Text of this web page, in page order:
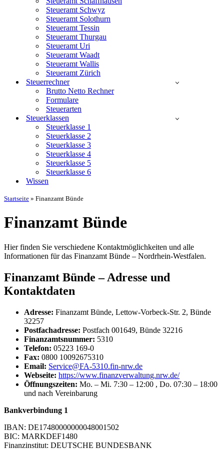
Steueramt Schwyz
Steueramt Solothurn
Steueramt Tessin
Steueramt Thurgau
Steueramt Uri
Steueramt Waadt
Steueramt Wallis
Steueramt Zürich
Steuerrechner
Brutto Netto Rechner
Formulare
Steuerarten
Steuerklassen
Steuerklasse 1
Steuerklasse 2
Steuerklasse 3
Steuerklasse 4
Steuerklasse 5
Steuerklasse 6
Wissen
Startseite » Finanzamt Bünde
Finanzamt Bünde
Hier finden Sie verschiedene Kontaktmöglichkeiten und alle
Informationen für das Finanzamt Bünde – Nordrhein-Westfalen.
Finanzamt Bünde – Adresse und
Kontaktdaten
Adresse: Finanzamt Bünde, Lettow-Vorbeck-Str. 2, Bünde
32257
Postfachadresse: Postfach 001649, Bünde 32216
Finanzamtsnummer: 5310
Telefon: 05223 169-0
Fax: 0800 10092675310
Email: Service@FA-5310.fin-nrw.de
Webseite: https://www.finanzverwaltung.nrw.de/
Öffnungszeiten: Mo. – Mi. 7:30 – 12:00 , Do. 07:30 – 18:00
und nach Vereinbarung
Bankverbindung 1
IBAN: DE17480000000048001502
BIC: MARKDEF1480
Finanzinstitut: DEUTSCHE BUNDESBANK